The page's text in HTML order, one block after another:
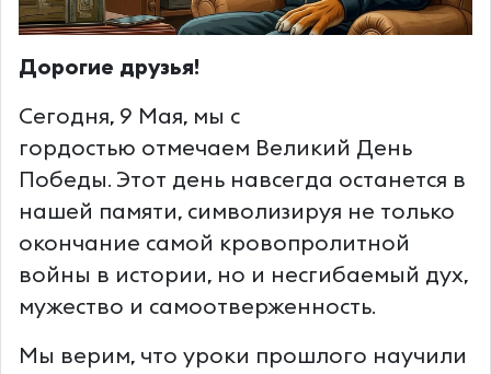
Дорогие друзья!
Сегодня, 9 Мая, мы с
гордостью отмечаем Великий День
Победы. Этот день навсегда останется в
нашей памяти, символизируя не только
окончание самой кровопролитной
войны в истории, но и несгибаемый дух,
мужество и самоотверженность.
Мы верим, что уроки прошлого научили